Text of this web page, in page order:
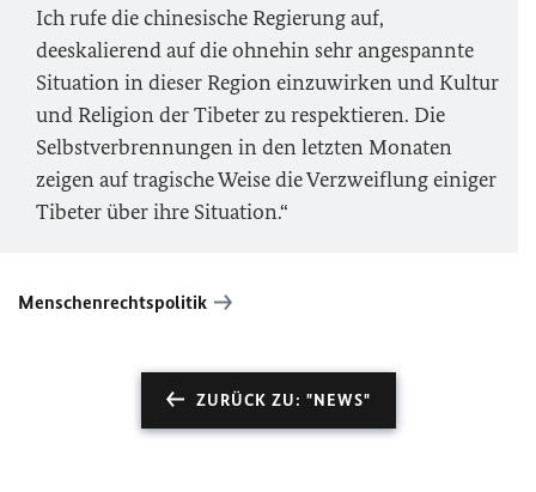
Ich rufe die chinesische Regierung auf,
deeskalierend auf die ohnehin sehr angespannte
Situation in dieser Region einzuwirken und Kultur
und Religion der Tibeter zu respektieren. Die
Selbstverbrennungen in den letzten Monaten
zeigen auf tragische Weise die Verzweiflung einiger
Tibeter über ihre Situation.“
Menschenrechtspolitik
ZURÜCK ZU: "NEWS"